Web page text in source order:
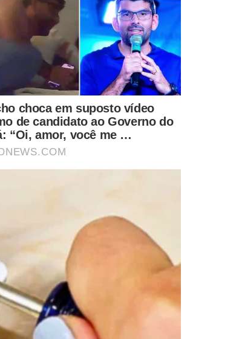
Centro de Teresina